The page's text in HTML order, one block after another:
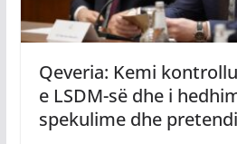
Qeveria: Kemi
e LSDM-së dhe i
spekulime dhe